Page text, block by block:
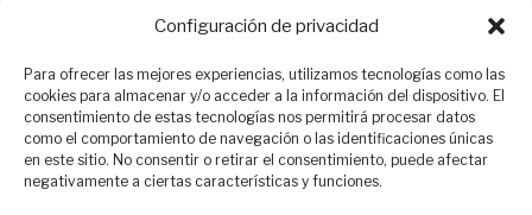
Configuración de privacidad
Para ofrecer las mejores experiencias, utilizamos tecnologías como las
cookies para almacenar y/o acceder a la información del dispositivo. El
consentimiento de estas tecnologías nos permitirá procesar datos
como el comportamiento de navegación o las identificaciones únicas
en este sitio. No consentir o retirar el consentimiento, puede afectar
negativamente a ciertas características y funciones.